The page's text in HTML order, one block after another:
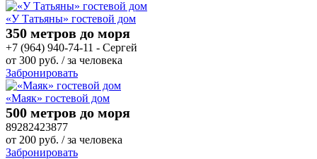
«У Татьяны» гостевой дом
350 метров до моря
+7 (964) 940-74-11 - Сергей
от 300 руб. / за человека
Забронировать
«Маяк» гостевой дом
500 метров до моря
89282423877
от 200 руб. / за человека
Забронировать